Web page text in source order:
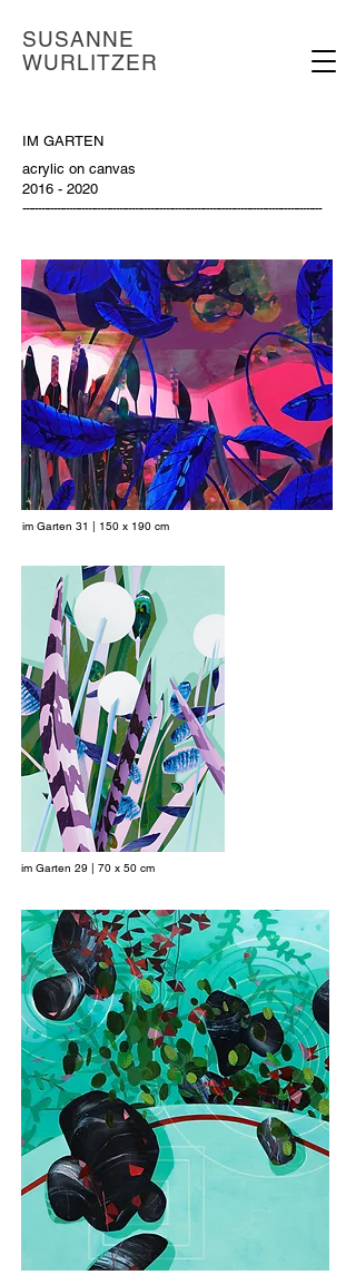
SUSANNE
WURLITZER
IM GARTEN
acrylic on canvas
2016 - 2020
------------------------------------------------------------------------------------------------
im Garten 31 | 150 x 190 cm
im Garten 29 | 70 x 50 cm